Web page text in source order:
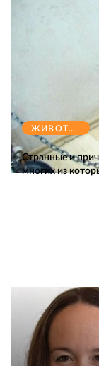
ЖИВОТНЫЕ
Странные и
многих из